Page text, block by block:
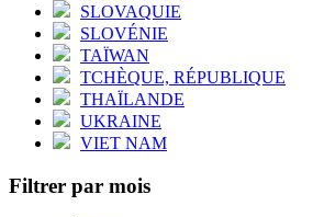
SLOVAQUIE
SLOVÉNIE
TAÏWAN
TCHÈQUE, RÉPUBLIQUE
THAÏLANDE
UKRAINE
VIET NAM
Filtrer par mois